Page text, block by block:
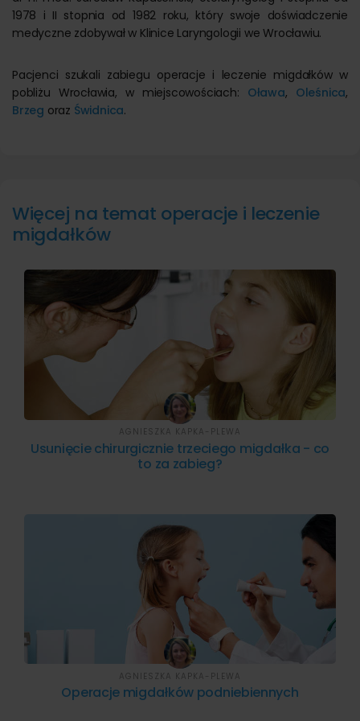
1978 i II stopnia od 1982 roku, który swoje doświadczenie
medyczne zdobywał w Klinice Laryngologii we Wrocławiu.
Pacjenci szukali zabiegu operacje i leczenie migdałków w
pobliżu Wrocławia, w miejscowościach: Oława, Oleśnica,
Brzeg oraz Świdnica.
Więcej na temat operacje i leczenie
migdałków
Usunięcie chirurgicznie trzeciego migdałka - co
to za zabieg?
AGNIESZKA KAPKA-PLEWA
Operacje migdałków podniebiennych
AGNIESZKA KAPKA-PLEWA